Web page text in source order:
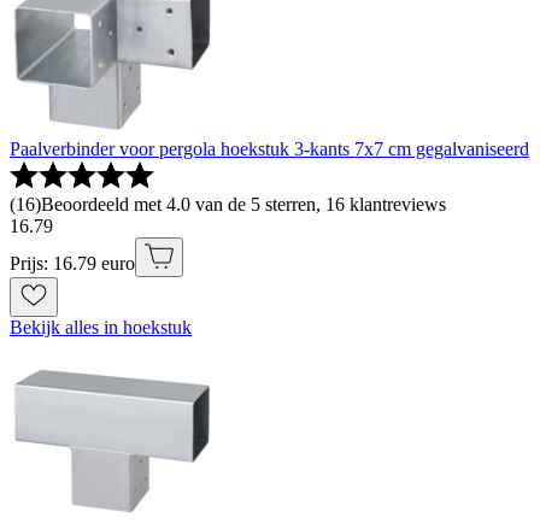
Paalverbinder voor pergola hoekstuk 3-kants 7x7 cm gegalvaniseerd
(16)Beoordeeld met 4.0 van de 5 sterren, 16 klantreviews
16.79
Prijs: 16.79 euro
Bekijk alles in hoekstuk